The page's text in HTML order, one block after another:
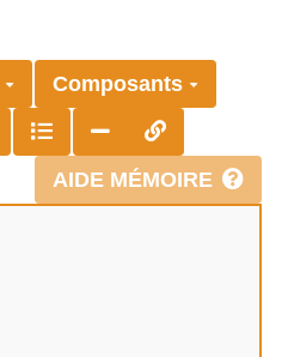
Composants
AIDE MÉMOIRE